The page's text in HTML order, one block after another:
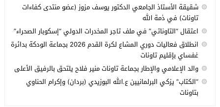
شقيقة الأستاذ الجامعي الدكتور يوسف مزوز (عضو منتدى كفاءات
تاونات) في ذمة الله
اعتقال “التاوناتي” في ملف تاجر المخدرات الدولي “إسكوبار الصحراء”
انطلاق فعاليات دوري المشاع لكرة القدم 2026 بجماعة الودكة بدائرة
غفساي بإقليم تاونات
والد الإعلامي والإطار بجماعة تاونات منير فلاح يلتحق بالرفيق الأعلى
“الكتاب” يزكي البرلمانيين ع.الله البوزيدي (بردان) وإكرام الحناوي
بتاونات